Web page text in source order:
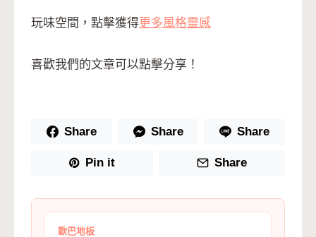
玩味空間，點擊獲得更多風格靈感
喜歡我們的文章可以點擊分享！
Share Share Share
Pin it Share
歐巴地板